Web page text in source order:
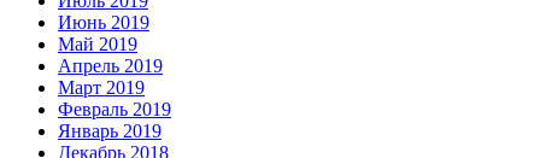
Июнь 2019
Май 2019
Апрель 2019
Март 2019
Февраль 2019
Январь 2019
Декабрь 2018